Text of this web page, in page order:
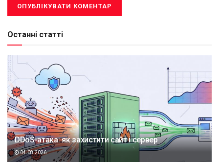
Останні статті
DDoS-атака: як захистити сайт і сервер
04.08.2026